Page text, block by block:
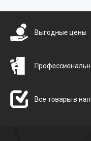
Выгодные цены
Все товары в